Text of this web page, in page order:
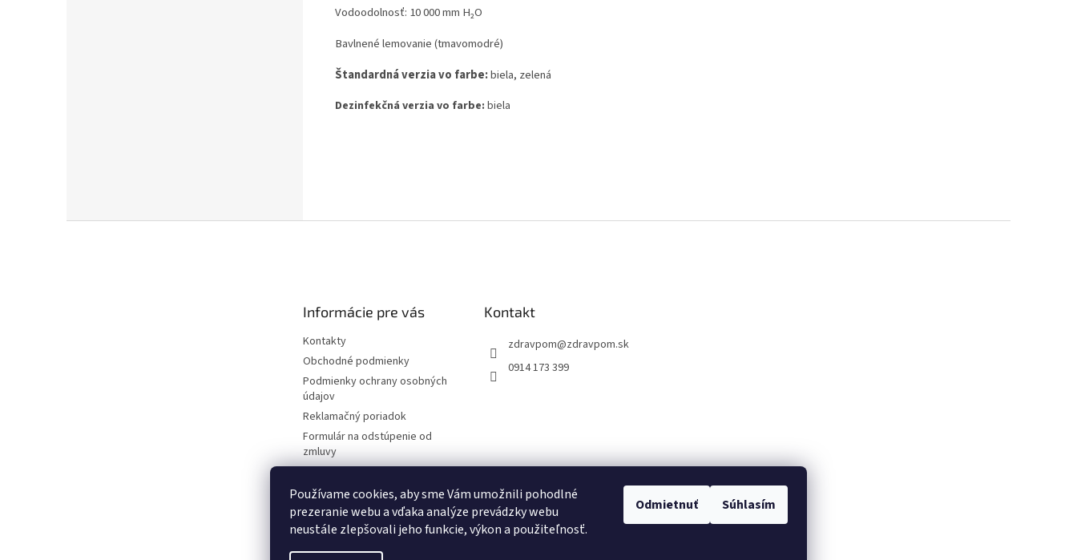
Používame cookies, aby sme Vám umožnili pohodlné
prezeranie webu a vďaka analýze prevádzky webu
neustále zlepšovali jeho funkcie, výkon a použiteľnosť.
Odmietnuť Súhlasím
Vodoodolnosť: 10 000 mm H₂O
Bavlnené lemovanie (tmavomodré)
Štandardná verzia vo farbe:biela, zelená
Dezinfekčná verzia vo farbe: biela
Informácie pre vás
Kontakty
Obchodné podmienky
Podmienky ochrany osobných
údajov
Reklamačný poriadok
Formulár na odstúpenie od
zmluvy
Cookies
Doprava a platba
Kontakt
zdravpom@zdravpom.sk
0914 173 399